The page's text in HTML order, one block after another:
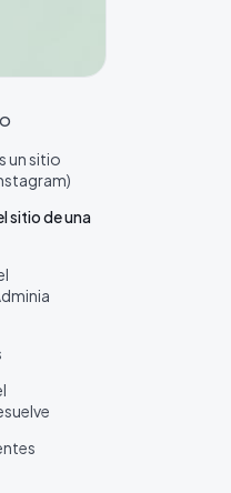
un sitio
sitio de una